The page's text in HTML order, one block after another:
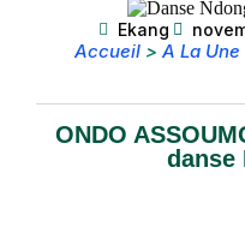
Ekang
Accueil > A La Une
ONDO
danse